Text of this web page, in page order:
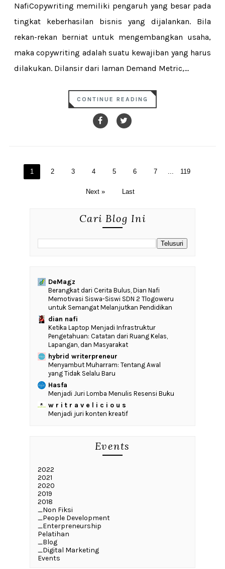
NafiCopywriting memiliki pengaruh yang besar pada
tingkat keberhasilan bisnis yang dijalankan. Bila
rekan-rekan berniat untuk mengembangkan usaha,
maka copywriting adalah suatu kewajiban yang harus
dilakukan. Dilansir dari laman Demand Metric,...
CONTINUE READING
1 2 3 4 5 6 7 ... 119
Next » Last
Cari Blog Ini
DeMagz
‎Berangkat dari Cerita Bulus, Dian Nafi
Memotivasi Siswa-Siswi SDN 2 Tlogoweru
untuk Semangat Melanjutkan Pendidikan
dian nafi
Ketika Laptop Menjadi Infrastruktur
Pengetahuan: Catatan dari Ruang Kelas,
Lapangan, dan Masyarakat
hybrid writerpreneur
Menyambut Muharram: Tentang Awal
yang Tidak Selalu Baru
Hasfa
Menjadi Juri Lomba Menulis Resensi Buku
w r i t r a v e l i c i o u s
Menjadi juri konten kreatif
Events
2022
2021
2020
2019
2018
_Non Fiksi
_People Development
_Enterpreneurship
Pelatihan
_Blog
_Digital Marketing
Events